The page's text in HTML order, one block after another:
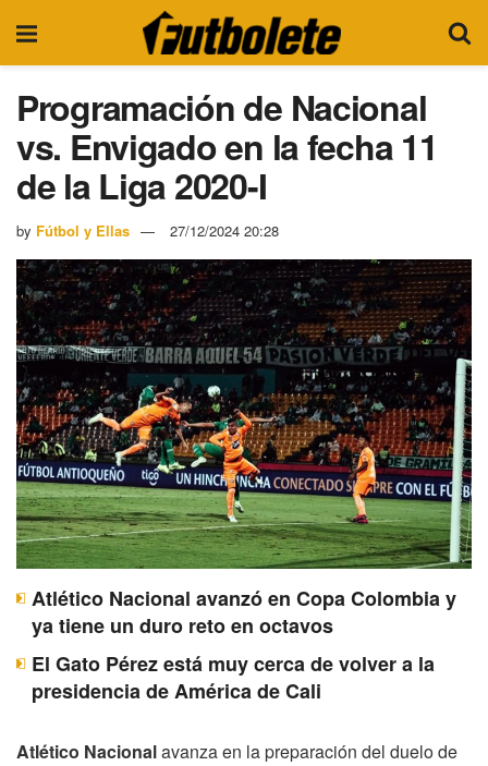
Programación de Nacional
vs. Envigado en la fecha 11
de la Liga 2020-I
by Fútbol y Ellas 27/12/2024 20:28
Atlético Nacional avanzó en Copa Colombia y
ya tiene un duro reto en octavos
El Gato Pérez está muy cerca de volver a la
presidencia de América de Cali
Atlético Nacionalavanza en la preparación del duelo de